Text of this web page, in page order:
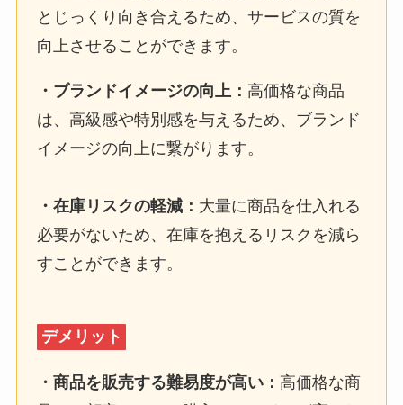
とじっくり向き合えるため、サービスの質を
向上させることができます。
・ ブランドイメージの向上 ： 高価格な商品
は、高級感や特別感を与えるため、ブランド
イメージの向上に繋がります。
・在庫リスクの軽減 ： 大量に商品を仕入れる
必要がないため、在庫を抱えるリスクを減ら
すことができます。
デメリット
・商品を販売する難易度が高い ： 高価格な商